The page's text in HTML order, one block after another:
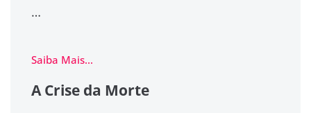
…
Saiba Mais...
A Crise da Morte